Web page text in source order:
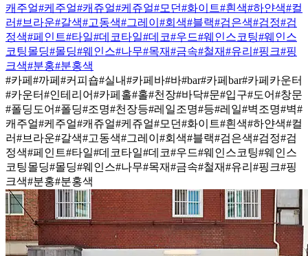
캐주얼#케주얼#캐쥬얼#케쥬얼#모던#화이트#흰색#하얀색#컬
러#브라운#갈색#고동색#그레이 #회색#블랙#검은색#검정#검
정색#페인트#타일#데코타일#데코#우드#웨인스코팅#웨인스
코팅몰딩#몰딩#웨인스#나무#목재#금속#철재#유리 #핑크#핑
크색#분홍#분홍색
#카페 #까페 #커피숍#실내#카페바#바#bar#카페bar#카페카운터
#카운터#인테리어#카페홀#홀#천장#바닥#문#입구#도어#창문
#폴딩도어#폴딩#조명#천장등#레일조명#등#레일#벽조명#벽#
캐주얼#케주얼#캐쥬얼#케쥬얼#모던#화이트#흰색#하얀색#컬
러#브라운#갈색#고동색#그레이 #회색#블랙#검은색#검정#검
정색#페인트#타일#데코타일#데코#우드#웨인스코팅#웨인스
코팅몰딩#몰딩#웨인스#나무#목재#금속#철재#유리 #핑크#핑
크색#분홍#분홍색